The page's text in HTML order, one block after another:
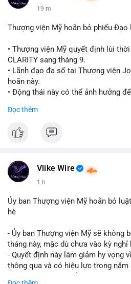
19 m
Thượng viện Mỹ hoãn bỏ phiếu Đạo
• Thượng viện Mỹ quyết định lùi
CLARITY sang tháng 9.
• Lãnh đạo đa số tại Thượng viện
hoãn này.
• Động thái này có thể ảnh hưởng
📰 Nguồn: Cointelegraph
Đọc thêm
Vlike Wire
1 h
Ủy ban Thượng viện Mỹ hoãn bỏ
hè
- Ủy ban Thượng viện Mỹ sẽ không
tháng này, mặc dù chưa vào kỳ nghỉ
- Quyết định này làm giảm hy vọng
thông qua và có hiệu lực trong năm